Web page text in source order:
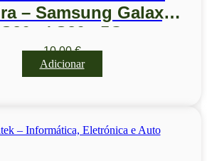
– Samsung Galaxy
S20+ / S20+ 5G
10,00€
Adicionar